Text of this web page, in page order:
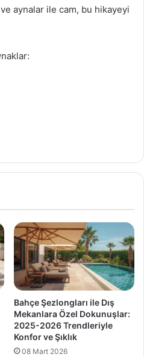
aynalar ile cam, bu hikayeyi
Bahçe Şezlongları ile Dış
Mekanlara Özel Dokunuşlar:
2025-2026 Trendleriyle
Konfor ve Şıklık
08 Mart 2026